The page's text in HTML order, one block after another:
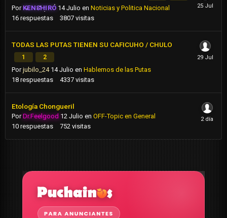
Por KENSHIRO 14 Julio enNoticias y Politica Nacional
16 respuestas 3807 visitas
TODAS LAS PUTAS TIENEN SU CAFICUHO / CHULO
1 2
Porjubilo_24 14 Julio en Hablemos de las Putas
18 respuestas 4337 visitas
Etología Chongueril
PorDr.Feelgood 12 Julio en OFF-Topic en General
10 respuestas 752 visitas